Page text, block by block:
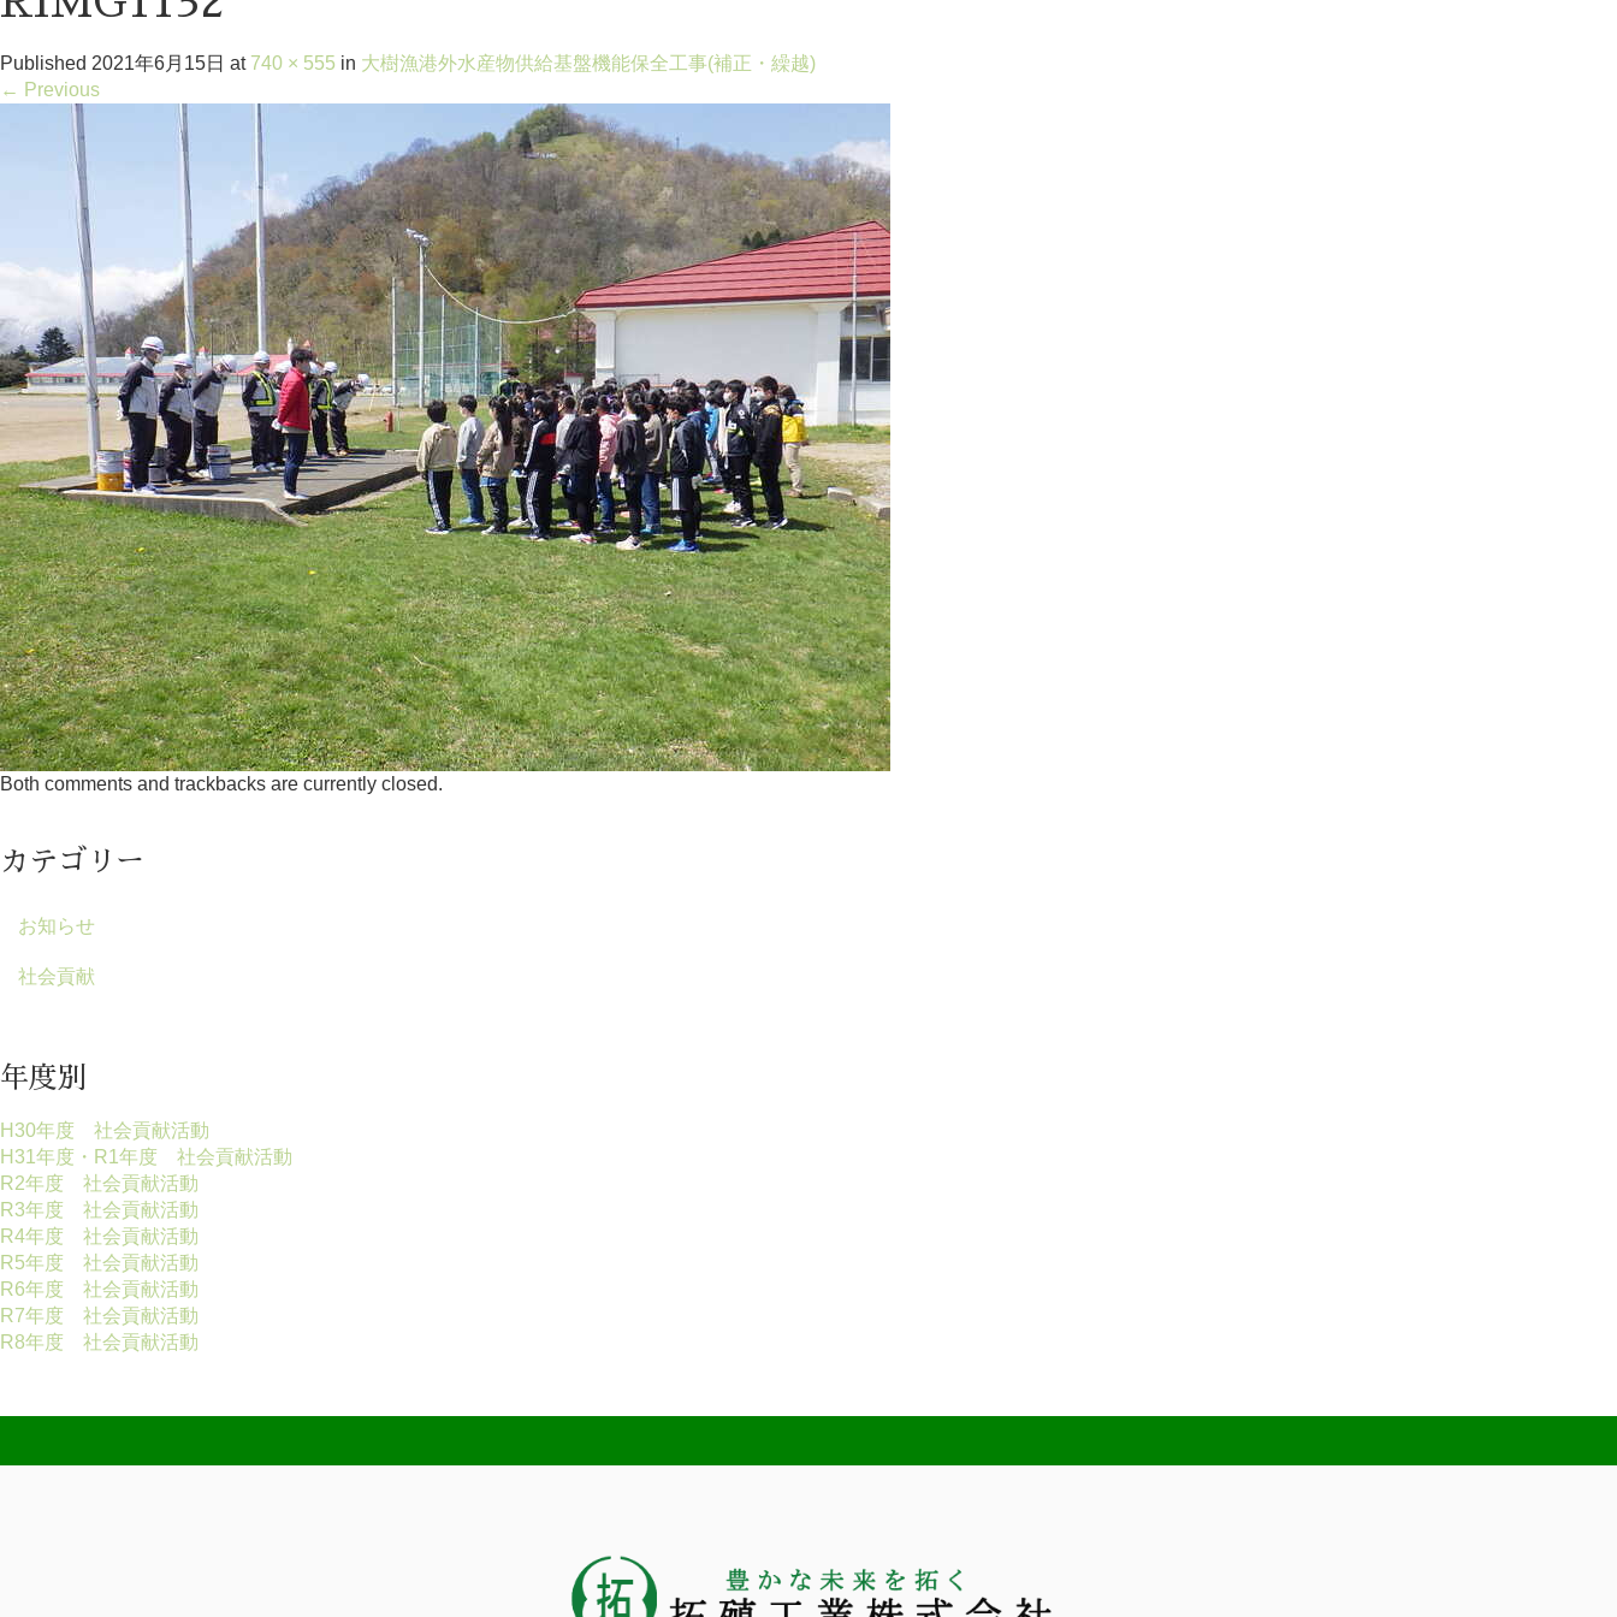
Published 2021年6月15日 at 740 × 555 in 大樹漁港外水産物供給基盤機能保全工事(補正・繰越)
← Previous
Both comments and trackbacks are currently closed.
カテゴリー
お知らせ
社会貢献
年度別
H30年度 社会貢献活動
H31年度・R1年度 社会貢献活動
R2年度 社会貢献活動
R3年度 社会貢献活動
R4年度 社会貢献活動
R5年度 社会貢献活動
R6年度 社会貢献活動
R7年度 社会貢献活動
R8年度 社会貢献活動